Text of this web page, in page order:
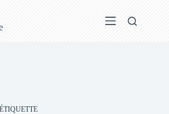
ÉTIQUETTE